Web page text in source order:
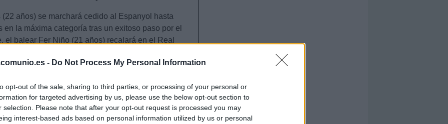
- Do Not Process My Personal Information
opt-out of the sale, sharing to third parties, or processing of your personal or
for targeted advertising by us, please use the below opt-out section to
selection. Please note that after your opt-out request is processed you may
interest-based ads based on personal information utilized by us or personal
años) se marchará cedido al Espanyol hasta
la máxima categoría tras un exitoso paso por el
el balear Fer Niño (21 años) recalará en el Real
Fernando Niño.
la próxima llegada será la del central
del Chelsea. El espigado defensor (1,91
Anteriormente ha jugado, también como cedido